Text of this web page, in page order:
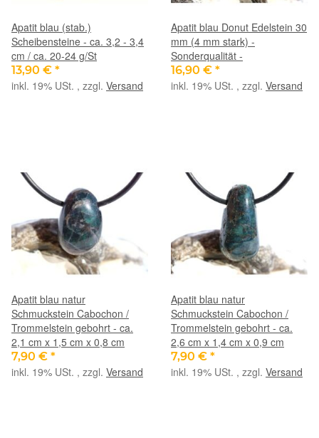
Apatit blau (stab.)
Scheibensteine - ca. 3,2 - 3,4
cm / ca. 20-24 g/St
13,90 € *
inkl. 19% USt. , zzgl. Versand
Apatit blau Donut Edelstein 30
mm (4 mm stark) -
Sonderqualität -
16,90 € *
inkl. 19% USt. , zzgl. Versand
Apatit blau natur
Schmuckstein Cabochon /
Trommelstein gebohrt - ca.
2,1 cm x 1,5 cm x 0,8 cm
7,90 € *
inkl. 19% USt. , zzgl. Versand
Apatit blau natur
Schmuckstein Cabochon /
Trommelstein gebohrt - ca.
2,6 cm x 1,4 cm x 0,9 cm
7,90 € *
inkl. 19% USt. , zzgl. Versand